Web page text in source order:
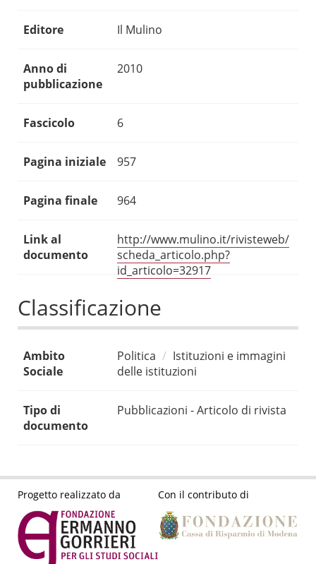
Editore Il Mulino
Anno di
pubblicazione
2010
Fascicolo 6
Pagina iniziale 957
Pagina finale 964
Link al
documento
http://www.mulino.it/rivisteweb/
scheda_articolo.php?
id_articolo=32917
Classificazione
Ambito
Sociale
Politica
Istituzioni e immagini
delle istituzioni
Tipo di
documento
Pubblicazioni - Articolo di rivista
Progetto realizzato da Con il contributo di